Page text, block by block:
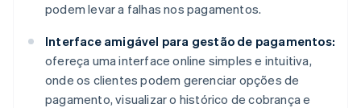
podem levar a falhas nos pagamentos.
Interface amigável para gestão de pagamentos:
ofereça uma interface online simples e intuitiva,
onde os clientes podem gerenciar opções de
pagamento, visualizar o histórico de cobrança e